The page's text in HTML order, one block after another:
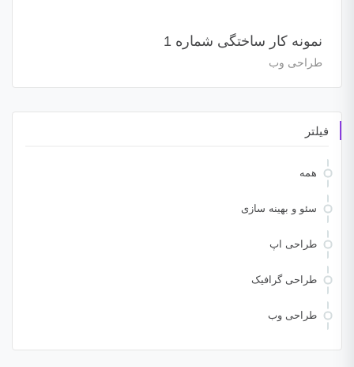
نمونه کار ساختگی شماره 1
طراحی وب
فیلتر
همه
سئو و بهینه سازی
طراحی اپ
طراحی گرافیک
طراحی وب